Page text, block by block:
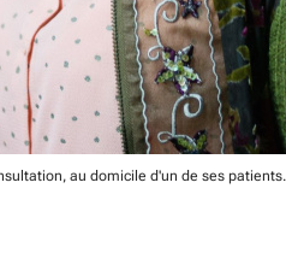
au domicile d'un de ses patients.